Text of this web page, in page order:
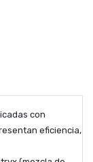
con
eficiencia,